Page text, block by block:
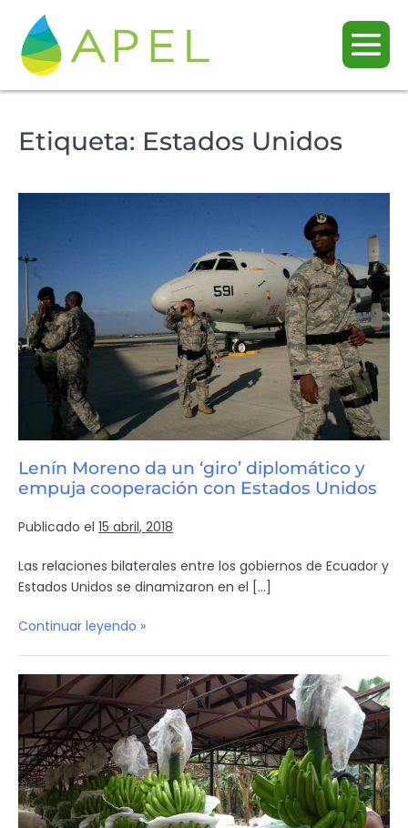
Etiqueta: Estados Unidos
Lenín Moreno da un ‘giro’ diplomático y
empuja cooperación con Estados Unidos
Publicado el 15 abril, 2018
Las relaciones bilaterales entre los gobiernos de Ecuador y
Estados Unidos se dinamizaron en el […]
Continuar leyendo »